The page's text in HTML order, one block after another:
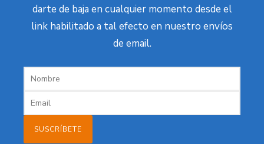
darte de baja en cualquier momento desde el
link habilitado a tal efecto en nuestro envíos
de email.